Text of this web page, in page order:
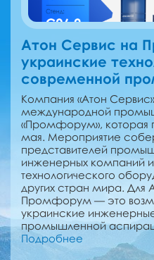
Атон Сервис на
украинские
современной
Компания «Атон
международной
«Промфорум», которая
мая. Мероприятие
представителей
инженерных компаний и
технологического
других стран мира. Для
Промфорум — это
украинские
промышленной
Подробнее